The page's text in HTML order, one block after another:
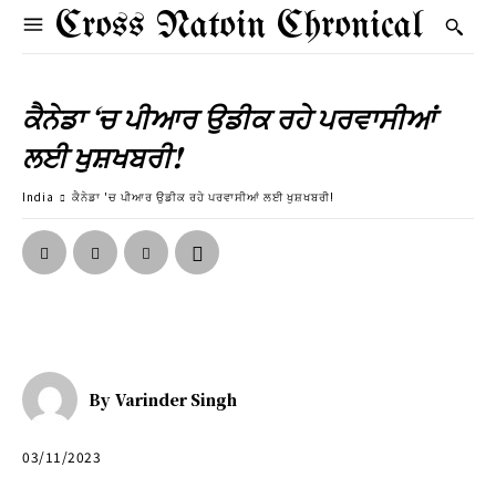
Cross Natoin Chronical
ਕੈਨੇਡਾ ‘ਚ ਪੀਆਰ ਉਡੀਕ ਰਹੇ ਪਰਵਾਸੀਆਂ
ਲਈ ਖੁਸ਼ਖਬਰੀ!
India ਕੈਨੇਡਾ 'ਚ ਪੀਆਰ ਉਡੀਕ ਰਹੇ ਪਰਵਾਸੀਆਂ ਲਈ ਖੁਸ਼ਖਬਰੀ!
By Varinder Singh
03/11/2023